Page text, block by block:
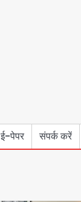
ई-पेपर संपर्क करें